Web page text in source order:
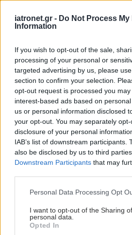
iatronet.gr - Do Not Process My
Information
If you wish to opt-out of the sale,
processing of your personal or
targeted advertising by us, please
section to confirm your selection.
opt-out request is processed you
interest-based ads based on
us or personal information disclosed
your opt-out. You may separately
disclosure of your personal
IAB’s list of downstream participants.
also be disclosed by us to third
Downstream Participants that may
Please note that this website/app
not limited to your visit or usage
grant or deny consent to Google and
use your data for below specified
Personal Data Processing Opt
I want to opt-out of the Sharing
personal data.
Opted In